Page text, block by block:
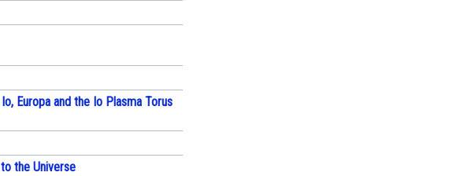
Europa and the Io Plasma Torus
the Universe